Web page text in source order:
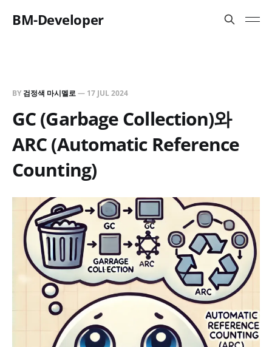
BM-Developer
BY 검정색 마시멜로— 17 JUL 2024
GC (Garbage Collection)와
ARC (Automatic Reference
Counting)